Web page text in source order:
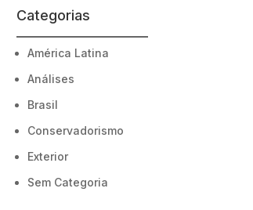
Categorias
América Latina
Análises
Brasil
Conservadorismo
Exterior
Sem Categoria